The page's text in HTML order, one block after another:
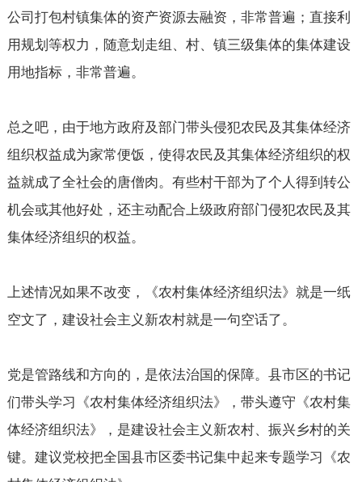
公司打包村镇集体的资产资源去融资，非常普遍；直接利
用规划等权力，随意划走组、村、镇三级集体的集体建设
用地指标，非常普遍。
总之吧，由于地方政府及部门带头侵犯农民及其集体经济
组织权益成为家常便饭，使得农民及其集体经济组织的权
益就成了全社会的唐僧肉。有些村干部为了个人得到转公
机会或其他好处，还主动配合上级政府部门侵犯农民及其
集体经济组织的权益。
上述情况如果不改变，《农村集体经济组织法》就是一纸
空文了，建设社会主义新农村就是一句空话了。
党是管路线和方向的，是依法治国的保障。县市区的书记
们带头学习《农村集体经济组织法》，带头遵守《农村集
体经济组织法》，是建设社会主义新农村、振兴乡村的关
键。建议党校把全国县市区委书记集中起来专题学习《农